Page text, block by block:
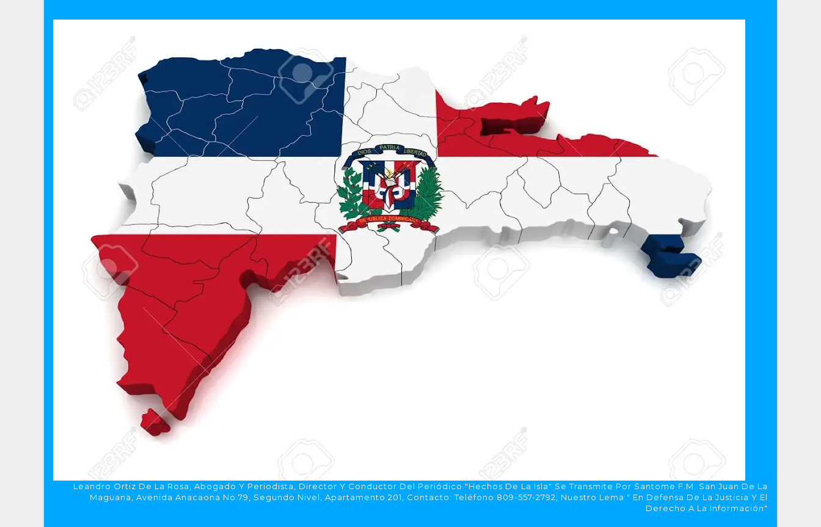
Leandro Ortiz De La Rosa, Abogado Y Periodista, Director Y Conductor Del Periódico "Hechos De La Isla" Se Transmite Por Santome F.M. San Juan De La
Maguana, Avenida Anacaona No.79, Segundo Nivel, Apartamento 201, Contacto: Teléfono 809-557-2792, Nuestro Lema " En Defensa De La Justicia Y El
Derecho A La Información"